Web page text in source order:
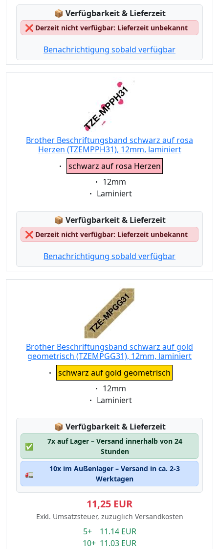
📦 Lagerstatus:
Verfügbarkeit & Lieferzeit
❌ Derzeit nicht verfügbar: Lieferzeit unbekannt
Benachrichtigung sobald verfügbar
Brother Beschriftungsband schwarz auf rosa
Herzen (TZEMPPH31), 12mm, laminiert
Eigenschaft:
schwarz auf rosa Herzen
Eigenschaft:
12mm
Eigenschaft:
Laminiert
📦 Lagerstatus:
Verfügbarkeit & Lieferzeit
❌ Derzeit nicht verfügbar: Lieferzeit unbekannt
Benachrichtigung sobald verfügbar
Brother Beschriftungsband schwarz auf gold
geometrisch (TZEMPGG31), 12mm, laminiert
Eigenschaft:
schwarz auf gold geometrisch
Eigenschaft:
12mm
Eigenschaft:
Laminiert
📦 Lagerstatus:
Verfügbarkeit & Lieferzeit
✅
7x auf Lager – Versand innerhalb von 24
Stunden
🚛
10x im Außenlager – Versand in ca. 2-3
Werktagen
11,25 EUR
Exkl. Umsatzsteuer, zuzüglich Versandkosten
5+ 11.14 EUR
10+ 11.03 EUR